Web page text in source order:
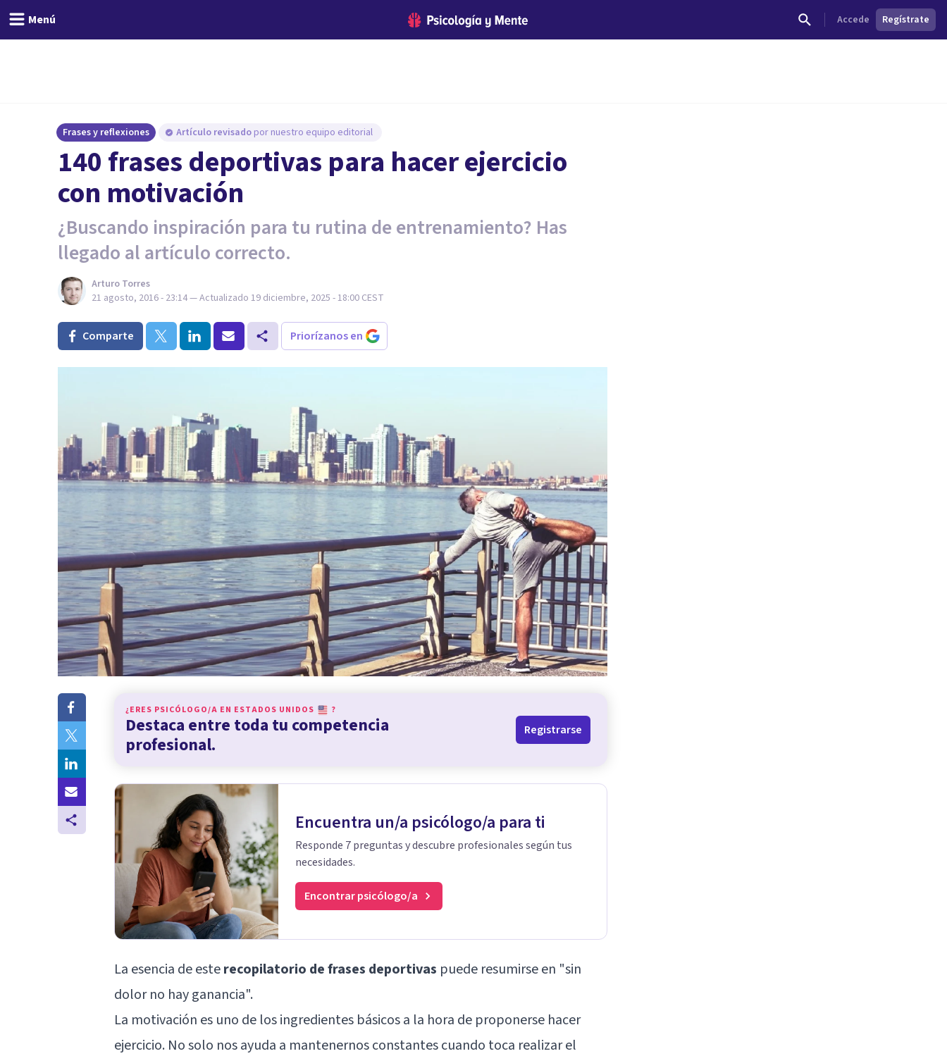
Menú Accede Regístrate
Frases y reflexiones Artículo revisado por nuestro equipo editorial
140 frases deportivas para hacer ejercicio
con motivación
¿Buscando inspiración para tu rutina de entrenamiento? Has
llegado al artículo correcto.
Arturo Torres
21 agosto, 2016 - 23:14— Actualizado 19 diciembre, 2025 - 18:00 CEST
Comparte Priorízanos en
¿ERES PSICÓLOGO/A EN ESTADOS UNIDOS ?
Destaca entre toda tu competencia
profesional.
Registrarse
Encuentra un/a psicólogo/a para ti
Responde 7 preguntas y descubre profesionales según tus
necesidades.
Encontrar psicólogo/a
La esencia de esterecopilatorio de frases deportivas puede resumirse en "sin
dolor no hay ganancia".
La motivación es uno de los ingredientes básicos a la hora de proponerse hacer
ejercicio. No solo nos ayuda a mantenernos constantes cuando toca realizar el